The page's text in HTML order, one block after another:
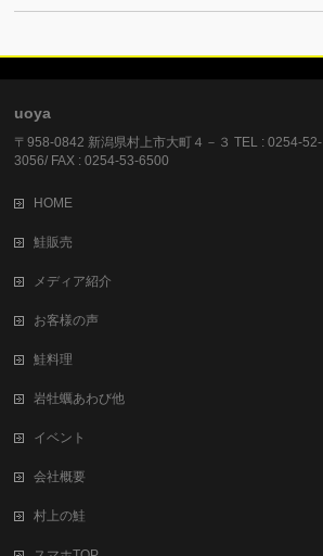
uoya
〒958-0842 新潟県村上市大町４－３ TEL : 0254-52-
3056/ FAX : 0254-53-6500
HOME
鮭販売
メディア紹介
お客様の声
鮭料理
岩牡蠣あわび他
イベント
会社概要
村上の鮭